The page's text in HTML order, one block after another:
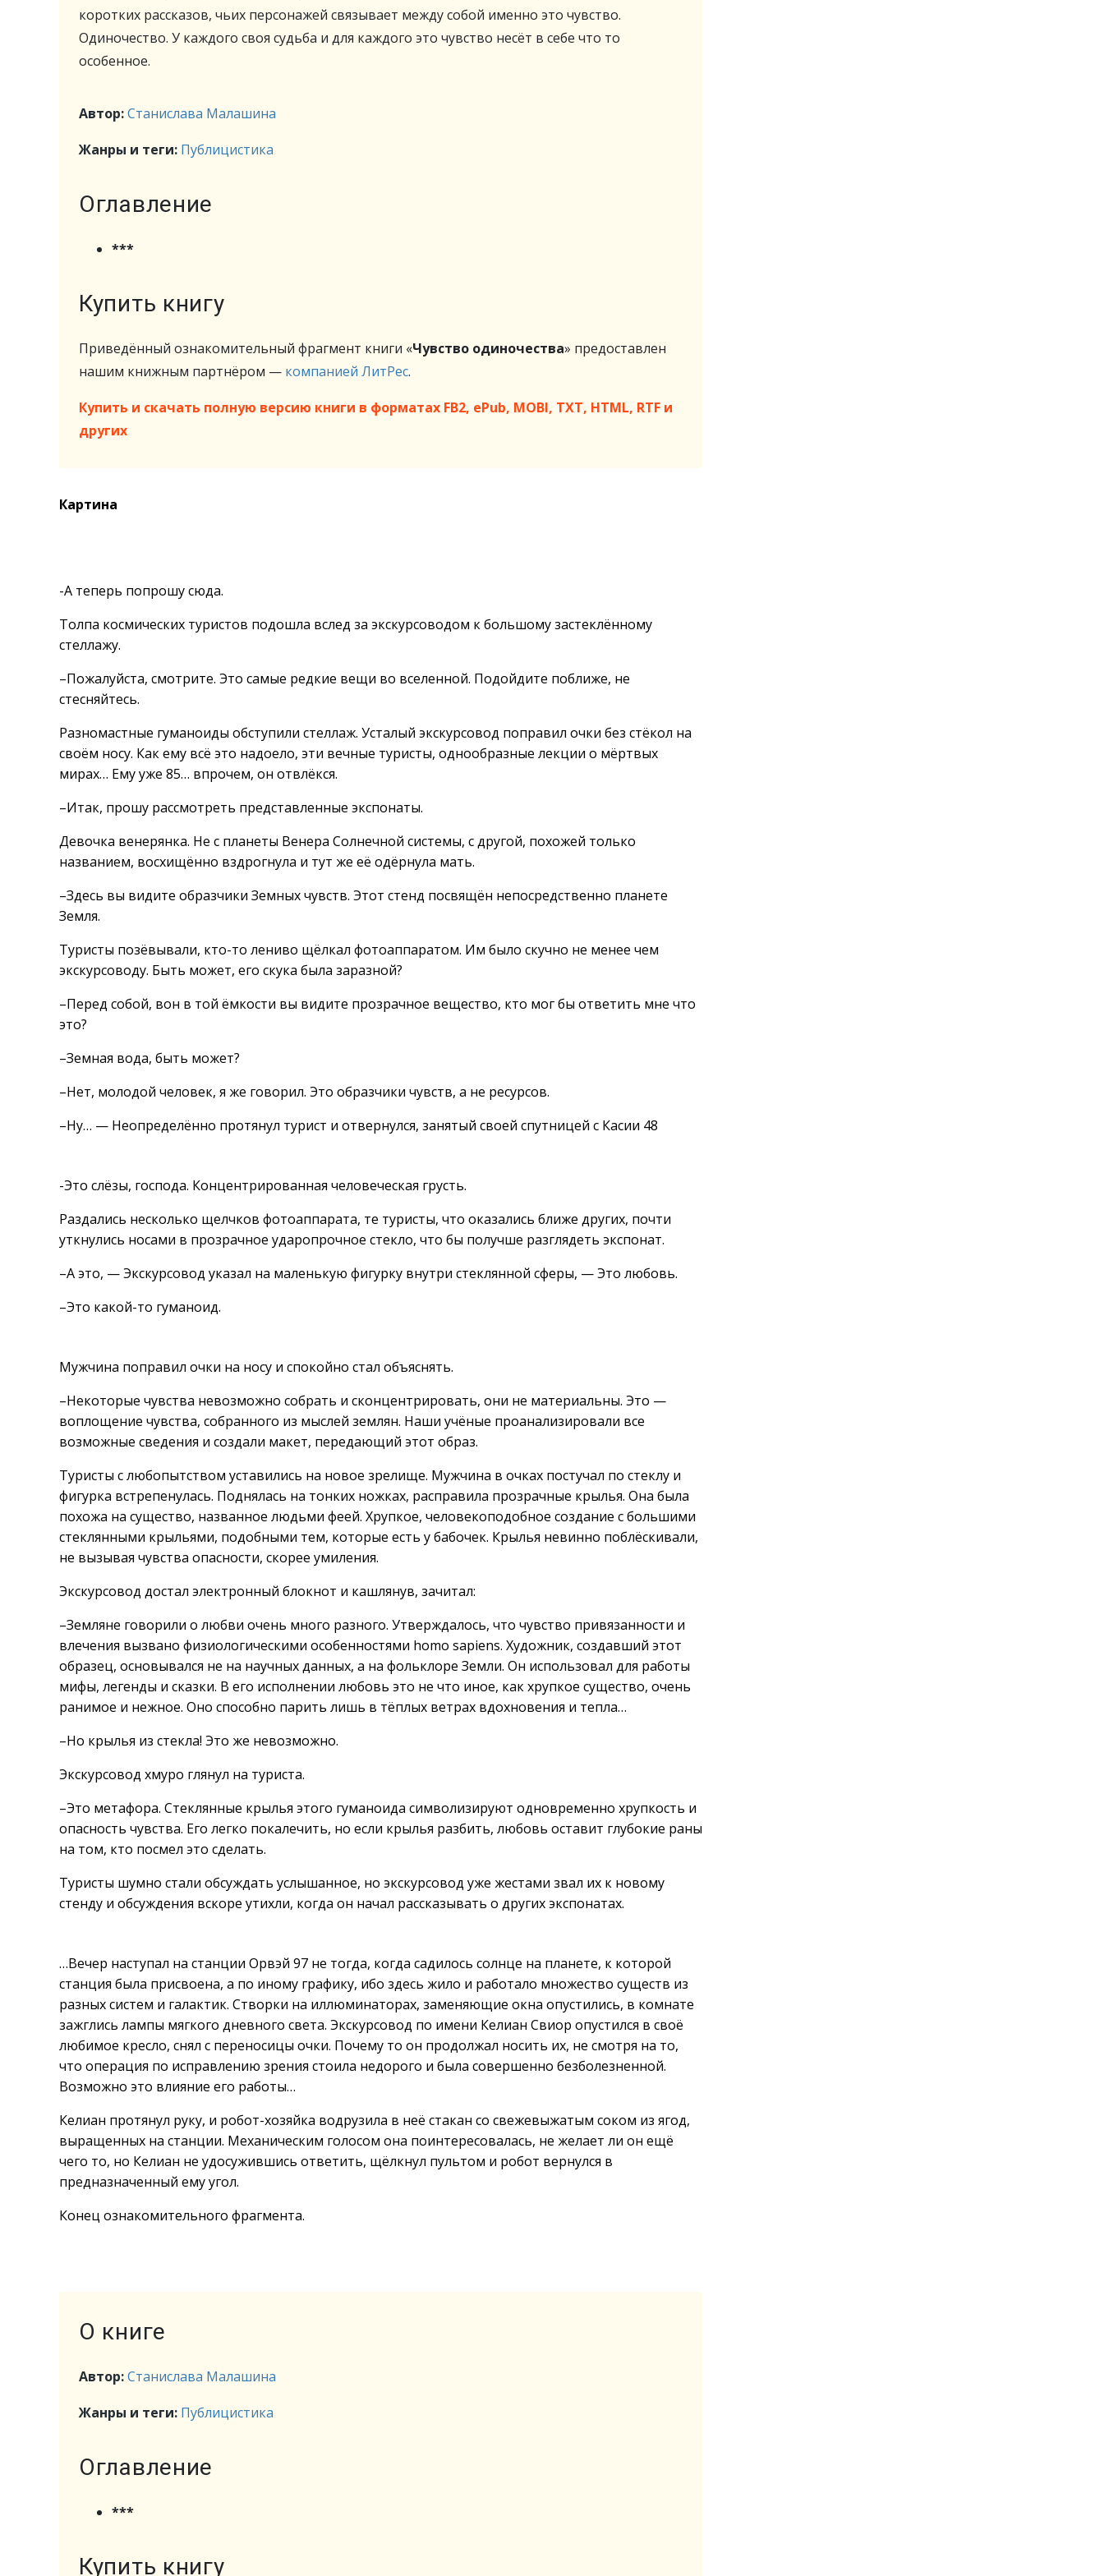
коротких рассказов, чьих персонажей связывает между собой именно это чувство.
Одиночество. У каждого своя судьба и для каждого это чувство несёт в себе что то
особенное.
Автор:Станислава Малашина
Жанры и теги: Публицистика
Оглавление
***
Купить книгу
Приведённый ознакомительный фрагмент книги «Чувство одиночества» предоставлен
нашим книжным партнёром — компанией ЛитРес.
Купить и скачать полную версию книги в форматах FB2, ePub, MOBI, TXT, HTML, RTF и
других
Картина
-А теперь попрошу сюда.
Толпа космических туристов подошла вслед за экскурсоводом к большому застеклённому
стеллажу.
–Пожалуйста, смотрите. Это самые редкие вещи во вселенной. Подойдите поближе, не
стесняйтесь.
Разномастные гуманоиды обступили стеллаж. Усталый экскурсовод поправил очки без стёкол на
своём носу. Как ему всё это надоело, эти вечные туристы, однообразные лекции о мёртвых
мирах… Ему уже 85… впрочем, он отвлёкся.
–Итак, прошу рассмотреть представленные экспонаты.
Девочка венерянка. Не с планеты Венера Солнечной системы, с другой, похожей только
названием, восхищённо вздрогнула и тут же её одёрнула мать.
–Здесь вы видите образчики Земных чувств. Этот стенд посвящён непосредственно планете
Земля.
Туристы позёвывали, кто-то лениво щёлкал фотоаппаратом. Им было скучно не менее чем
экскурсоводу. Быть может, его скука была заразной?
–Перед собой, вон в той ёмкости вы видите прозрачное вещество, кто мог бы ответить мне что
это?
–Земная вода, быть может?
–Нет, молодой человек, я же говорил. Это образчики чувств, а не ресурсов.
–Ну… — Неопределённо протянул турист и отвернулся, занятый своей спутницей с Касии 48
-Это слёзы, господа. Концентрированная человеческая грусть.
Раздались несколько щелчков фотоаппарата, те туристы, что оказались ближе других, почти
уткнулись носами в прозрачное ударопрочное стекло, что бы получше разглядеть экспонат.
–А это, — Экскурсовод указал на маленькую фигурку внутри стеклянной сферы, — Это любовь.
–Это какой-то гуманоид.
Мужчина поправил очки на носу и спокойно стал объяснять.
–Некоторые чувства невозможно собрать и сконцентрировать, они не материальны. Это —
воплощение чувства, собранного из мыслей землян. Наши учёные проанализировали все
возможные сведения и создали макет, передающий этот образ.
Туристы с любопытством уставились на новое зрелище. Мужчина в очках постучал по стеклу и
фигурка встрепенулась. Поднялась на тонких ножках, расправила прозрачные крылья. Она была
похожа на существо, названное людьми феей. Хрупкое, человекоподобное создание с большими
стеклянными крыльями, подобными тем, которые есть у бабочек. Крылья невинно поблёскивали,
не вызывая чувства опасности, скорее умиления.
Экскурсовод достал электронный блокнот и кашлянув, зачитал:
–Земляне говорили о любви очень много разного. Утверждалось, что чувство привязанности и
влечения вызвано физиологическими особенностями homo sapiens. Художник, создавший этот
образец, основывался не на научных данных, а на фольклоре Земли. Он использовал для работы
мифы, легенды и сказки. В его исполнении любовь это не что иное, как хрупкое существо, очень
ранимое и нежное. Оно способно парить лишь в тёплых ветрах вдохновения и тепла…
–Но крылья из стекла! Это же невозможно.
Экскурсовод хмуро глянул на туриста.
–Это метафора. Стеклянные крылья этого гуманоида символизируют одновременно хрупкость и
опасность чувства. Его легко покалечить, но если крылья разбить, любовь оставит глубокие раны
на том, кто посмел это сделать.
Туристы шумно стали обсуждать услышанное, но экскурсовод уже жестами звал их к новому
стенду и обсуждения вскоре утихли, когда он начал рассказывать о других экспонатах.
…Вечер наступал на станции Орвэй 97 не тогда, когда садилось солнце на планете, к которой
станция была присвоена, а по иному графику, ибо здесь жило и работало множество существ из
разных систем и галактик. Створки на иллюминаторах, заменяющие окна опустились, в комнате
зажглись лампы мягкого дневного света. Экскурсовод по имени Келиан Свиор опустился в своё
любимое кресло, снял с переносицы очки. Почему то он продолжал носить их, не смотря на то,
что операция по исправлению зрения стоила недорого и была совершенно безболезненной.
Возможно это влияние его работы…
Келиан протянул руку, и робот-хозяйка водрузила в неё стакан со свежевыжатым соком из ягод,
выращенных на станции. Механическим голосом она поинтересовалась, не желает ли он ещё
чего то, но Келиан не удосужившись ответить, щёлкнул пультом и робот вернулся в
предназначенный ему угол.
Конец ознакомительного фрагмента.
О книге
Автор:Станислава Малашина
Жанры и теги: Публицистика
Оглавление
***
Купить книгу